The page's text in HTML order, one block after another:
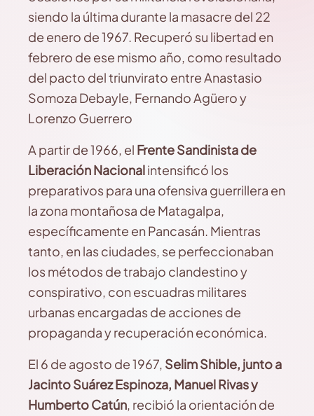
siendo la última durante la masacre del 22
de enero de 1967. Recuperó su libertad en
febrero de ese mismo año, como resultado
del pacto del triunvirato entre Anastasio
Somoza Debayle, Fernando Agüero y
Lorenzo Guerrero
A partir de 1966, el Frente Sandinista de
Liberación Nacionalintensificó los
preparativos para una ofensiva guerrillera en
la zona montañosa de Matagalpa,
específicamente en Pancasán. Mientras
tanto, en las ciudades, se perfeccionaban
los métodos de trabajo clandestino y
conspirativo, con escuadras militares
urbanas encargadas de acciones de
propaganda y recuperación económica.
El 6 de agosto de 1967, Selim Shible, junto a
Jacinto Suárez Espinoza, Manuel Rivas y
Humberto Catún, recibió la orientación de